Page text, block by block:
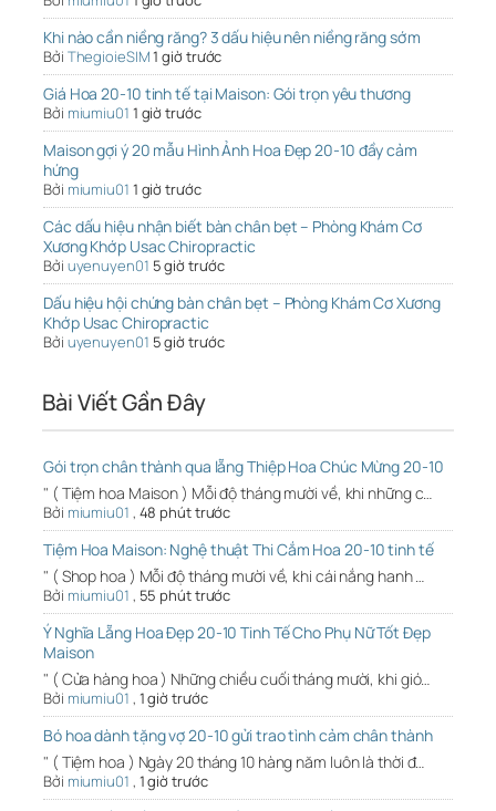
Khi nào cần niềng răng? 3 dấu hiệu nên niềng răng sớm
Bởi ThegioieSIM1 giờ trước
Giá Hoa 20-10 tinh tế tại Maison: Gói trọn yêu thương
Bởi miumiu01 1 giờ trước
Maison gợi ý 20 mẫu Hình Ảnh Hoa Đẹp 20-10 đầy cảm
hứng
Bởi miumiu01 1 giờ trước
Các dấu hiệu nhận biết bàn chân bẹt – Phòng Khám Cơ
Xương Khớp Usac Chiropractic
Bởi uyenuyen01 5 giờ trước
Dấu hiệu hội chứng bàn chân bẹt – Phòng Khám Cơ Xương
Khớp Usac Chiropractic
Bởi uyenuyen01 5 giờ trước
Bài Viết Gần Đây
Gói trọn chân thành qua lẵng Thiệp Hoa Chúc Mừng 20-10
" ( Tiệm hoa Maison ) Mỗi độ tháng mười về, khi những c…
Bởi miumiu01 , 48 phút trước
Tiệm Hoa Maison: Nghệ thuật Thi Cắm Hoa 20-10 tinh tế
" ( Shop hoa ) Mỗi độ tháng mười về, khi cái nắng hanh …
Bởi miumiu01 , 55 phút trước
Ý Nghĩa Lẵng Hoa Đẹp 20-10 Tinh Tế Cho Phụ Nữ Tốt Đẹp
Maison
" ( Cửa hàng hoa ) Những chiều cuối tháng mười, khi gió…
Bởi miumiu01 , 1 giờ trước
Bó hoa dành tặng vợ 20-10 gửi trao tình cảm chân thành
" ( Tiệm hoa ) Ngày 20 tháng 10 hàng năm luôn là thời đ…
Bởi miumiu01 , 1 giờ trước